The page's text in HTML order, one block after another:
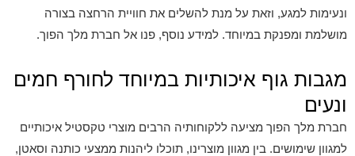
ונעימות למגע, וזאת על מנת להשלים את חוויית הרחצה בצורה
מושלמת ומפנקת במיוחד. למידע נוסף, פנו אל חברת מלך הפוך.
מגבות גוף איכותיות במיוחד לחורף חמים
ונעים
חברת מלך הפוך מציעה ללקוחותיה הרבים מוצרי טקסטיל איכותיים
למגוון שימושים. בין מגוון מוצרינו, תוכלו ליהנות ממצעי כותנה וסאטן,